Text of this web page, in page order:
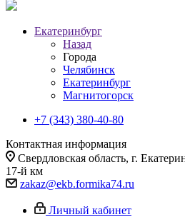
Екатеринбург
Назад
Города
Челябинск
Екатеринбург
Магнитогорск
+7 (343) 380-40-80
Контактная информация
Свердловская область, г.
17-й км
zakaz@ekb.formika74.ru
Личный кабинет